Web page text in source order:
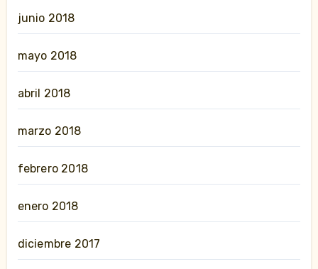
junio 2018
mayo 2018
abril 2018
marzo 2018
febrero 2018
enero 2018
diciembre 2017